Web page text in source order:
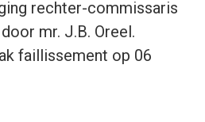
rechter-commissaris
mr. J.B. Oreel.
faillissement op 06